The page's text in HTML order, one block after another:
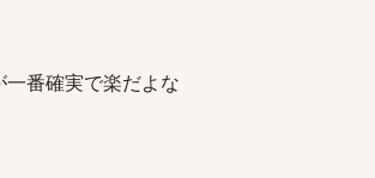
一番確実で楽だよな